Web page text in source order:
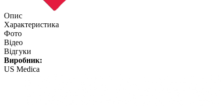
Опис
Характеристика
Фото
Відео
Відгуки
Виробник:
US Medica